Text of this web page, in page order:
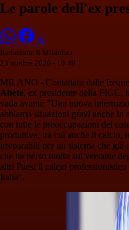
Le parole dell'ex
Redazione Il Milanista
23 ottobre 2020 - 18:49
MILANO - Contattato dalle
Abete, ex presidente della FIGC,
vada avanti: "Una nuova
abbiamo situazioni gravi anche in
con tutte le preoccupazioni del
produttive, tra cui anche il calcio,
irreparabili per un sistema che
che ha perso molto sul versante
altri Paesi il calcio professionistico
Italia".